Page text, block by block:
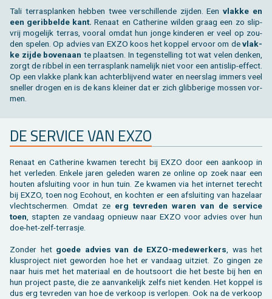
Tali terras­planken heb­ben twee ver­schil­len­de zij­den. Een vlak­ke en
een ge­rib­bel­de kant. Re­naat en Ca­ther­i­ne wil­den graag een zo slip­
vrij mo­ge­lijk ter­ras, voor­al omdat hun jonge kin­de­ren er veel op zou­
den spe­len. Op ad­vies van EXZO koos het kop­pel er­voor om devlak­
ke zijde bo­ven­aan te plaat­sen. In te­gen­stel­ling tot wat velen den­ken,
zorgt de rib­bel in een ter­ras­plank na­me­lijk niet voor een an­ti­slip-ef­fect.
Op een vlak­ke plank kan ach­ter­blij­vend water en neer­slag im­mers veel
snel­ler dro­gen en is de kans klei­ner dat er zich glib­be­ri­ge mos­sen vor­
men.
DE SER­VI­CE VAN EXZO
Re­naat en Ca­ther­i­ne kwa­men te­recht bij EXZO door een aan­koop in
het ver­le­den. En­ke­le jaren ge­le­den waren ze on­li­ne op zoek naar een
hou­ten af­slui­ting voor in hun tuin. Ze kwa­men via het in­ter­net te­recht
bij EXZO, toen nog Eco­hout, en koch­ten er een af­slui­ting van ha­ze­laar
vlecht­scher­men. Omdat ze erg te­vre­den waren van de ser­vi­ce
toen , stap­ten ze van­daag op­nieuw naar EXZO voor ad­vies over hun
doe-het-zelf-ter­ras­je.
Zon­der het goede ad­vies van de EXZO-me­de­wer­kers , was het
klus­pro­ject niet ge­wor­den hoe het er van­daag uit­ziet. Zo gin­gen ze
naar huis met het ma­te­ri­aal en de hout­soort die het beste bij hen en
hun pro­ject paste, die ze aan­van­ke­lijk zelfs niet ken­den. Het kop­pel is
dus erg te­vre­den van hoe de ver­koop is ver­lo­pen. Ook na de ver­koop